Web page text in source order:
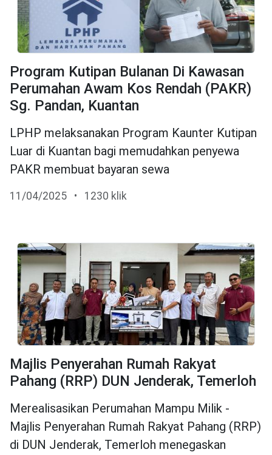
Program Kutipan Bulanan Di Kawasan
Perumahan Awam Kos Rendah (PAKR)
Sg. Pandan, Kuantan
LPHP melaksanakan Program Kaunter Kutipan
Luar di Kuantan bagi memudahkan penyewa
PAKR membuat bayaran sewa
11/04/2025 • 1230 klik
Majlis Penyerahan Rumah Rakyat
Pahang (RRP) DUN Jenderak, Temerloh
Merealisasikan Perumahan Mampu Milik -
Majlis Penyerahan Rumah Rakyat Pahang (RRP)
di DUN Jenderak, Temerloh menegaskan